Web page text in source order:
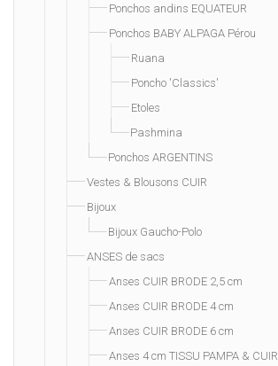
Ponchos andins EQUATEUR
Ponchos BABY ALPAGA Pérou
Ruana
Poncho 'Classics'
Etoles
Pashmina
Ponchos ARGENTINS
Vestes & Blousons CUIR
Bijoux
Bijoux Gaucho-Polo
ANSES de sacs
Anses CUIR BRODE 2,5 cm
Anses CUIR BRODE 4 cm
Anses CUIR BRODE 6 cm
Anses 4 cm TISSU PAMPA & CUIR